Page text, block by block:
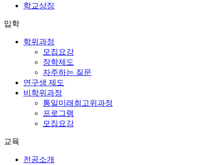
학교상징
입학
학위과정
모집요강
장학제도
자주하는 질문
연구생 제도
비학위과정
통일미래최고위과정
프로그램
모집요강
교육
전공소개